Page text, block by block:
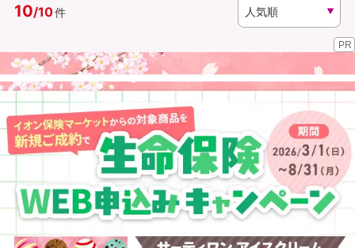
資料請求
（無料）
訪問相談
イオンカード会員さま専用保険
10/10件
PR